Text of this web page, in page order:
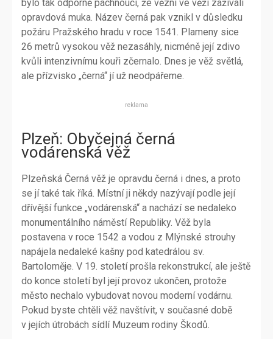
bylo tak odporně páchnoucí, že vězni ve věži zažívali
opravdová muka. Název černá pak vznikl v důsledku
požáru Pražského hradu v roce 1541. Plameny sice
26 metrů vysokou věž nezasáhly, nicméně její zdivo
kvůli intenzivnímu kouři zčernalo. Dnes je věž světlá,
ale přízvisko „černá“ jí už neodpářeme.
reklama
Plzeň: Obyčejná černá
vodárenská věž
Plzeňská Černá věž je opravdu černá i dnes, a proto
se jí také tak říká. Místní ji někdy nazývají podle její
dřívější funkce „vodárenská“ a nachází se nedaleko
monumentálního náměstí Republiky. Věž byla
postavena v roce 1542 a vodou z Mlýnské strouhy
napájela nedaleké kašny pod katedrálou sv.
Bartoloměje. V 19. století prošla rekonstrukcí, ale ještě
do konce století byl její provoz ukončen, protože
město nechalo vybudovat novou moderní vodárnu.
Pokud byste chtěli věž navštívit, v současné době
v jejích útrobách sídlí Muzeum rodiny Škodů.